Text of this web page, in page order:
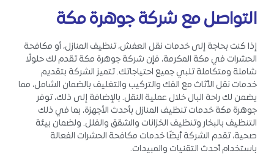
التواصل مع شركة جوهرة مكة
إذا كنت بحاجة إلى خدمات نقل العفش، تنظيف المنازل، أو مكافحة
الحشرات في مكة المكرمة، فإن شركة جوهرة مكة تقدم لك حلولًا
شاملة ومتكاملة تلبي جميع احتياجاتك. تتميز الشركة بتقديم
خدمات نقل الأثاث مع الفك والتركيب والتغليف بالضمان الشامل، مما
يضمن لك راحة البال خلال عملية النقل. بالإضافة إلى ذلك، توفر
جوهرة مكة خدمات تنظيف المنازل بأحدث الأجهزة، بما في ذلك
التنظيف بالبخار وتنظيف الخزانات والشقق والفلل. ولضمان بيئة
صحية، تقدم الشركة أيضًا خدمات مكافحة الحشرات الفعالة
باستخدام أحدث التقنيات والمبيدات.